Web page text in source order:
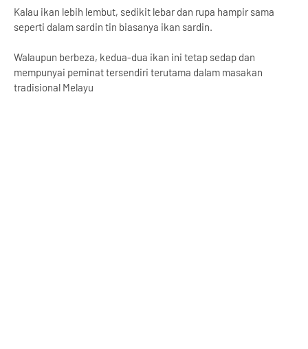
Kalau ikan lebih lembut, sedikit lebar dan rupa hampir sama
seperti dalam sardin tin biasanya ikan sardin.
Walaupun berbeza, kedua-dua ikan ini tetap sedap dan
mempunyai peminat tersendiri terutama dalam masakan
tradisional Melayu